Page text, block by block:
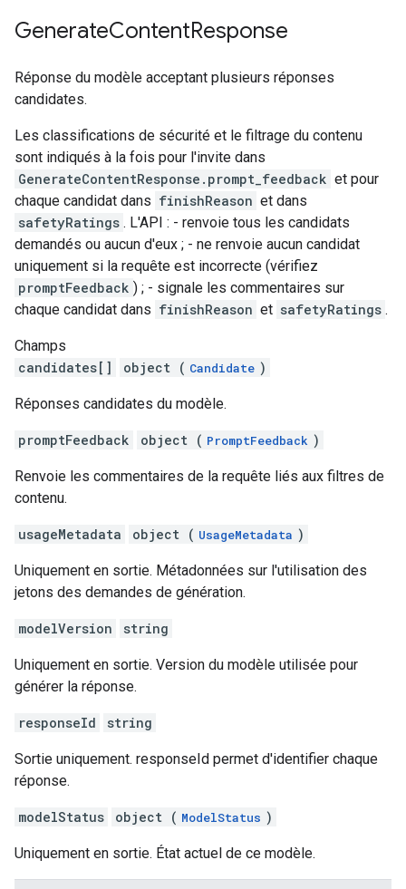
GenerateContentResponse
Réponse du modèle acceptant plusieurs réponses
candidates.
Les classifications de sécurité et le filtrage du contenu
sont indiqués à la fois pour l'invite dans
GenerateContentResponse.prompt_feedback et pour
chaque candidat dans finishReason et dans
safetyRatings . L'API : - renvoie tous les candidats
demandés ou aucun d'eux ; - ne renvoie aucun candidat
uniquement si la requête est incorrecte (vérifiez
promptFeedback ) ; - signale les commentaires sur
chaque candidat dans finishReason et safetyRatings .
Champs
candidates[]
object ( Candidate )
Réponses candidates du modèle.
promptFeedback object ( PromptFeedback )
Renvoie les commentaires de la requête liés aux filtres de
contenu.
usageMetadata object ( UsageMetadata )
Uniquement en sortie. Métadonnées sur l'utilisation des
jetons des demandes de génération.
modelVersion string
Uniquement en sortie. Version du modèle utilisée pour
générer la réponse.
responseId string
Sortie uniquement. responseId permet d'identifier chaque
réponse.
modelStatus object ( ModelStatus )
Uniquement en sortie. État actuel de ce modèle.